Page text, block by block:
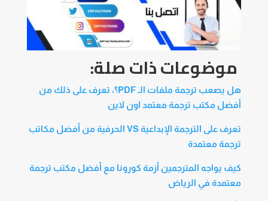
موضوعات ذات صلة:
هل يصعب ترجمة ملفات الـ PDF؟، تعرف على ذلك من
أفضل مكتب ترجمة معتمد اون لاين
تعرف على الترجمة الإبداعية VS الحرفية من أفضل مكاتب
ترجمة معتمدة
كيف يواجه المترجمين أزمة كورونا مع أفضل مكتب ترجمة
معتمدة في الرياض